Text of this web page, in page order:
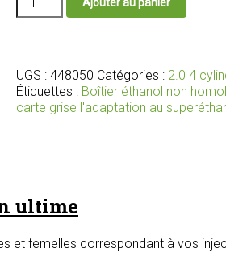
2.0
wifi
avec
adaptés
votre
moteur
Ajouter au panier
UGS : 448050 Catégories : 2.0 4
Étiquettes : Boîtier éthanol non
carte grise l'adaptation au
ultime
et femelles correspondant à vos